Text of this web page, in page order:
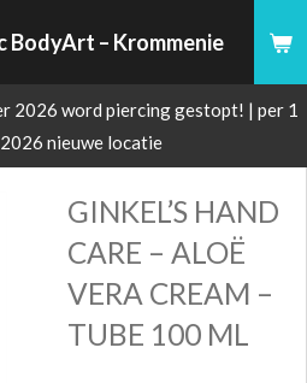
BodyArt – Krommenie
2026 word piercing gestopt! | per 1
nieuwe locatie
GINKEL’S HAND
CARE – ALOË
VERA CREAM –
TUBE 100 ML